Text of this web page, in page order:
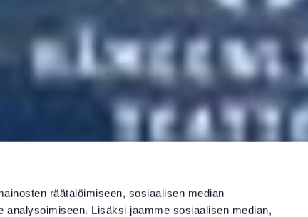
räätälöimiseen, sosiaalisen median
Lisäksi jaamme sosiaalisen median,